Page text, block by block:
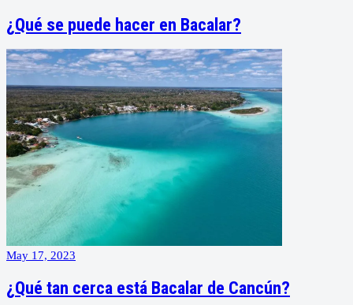
¿Qué se puede hacer en Bacalar?
May 17, 2023
¿Qué tan cerca está Bacalar de Cancún?